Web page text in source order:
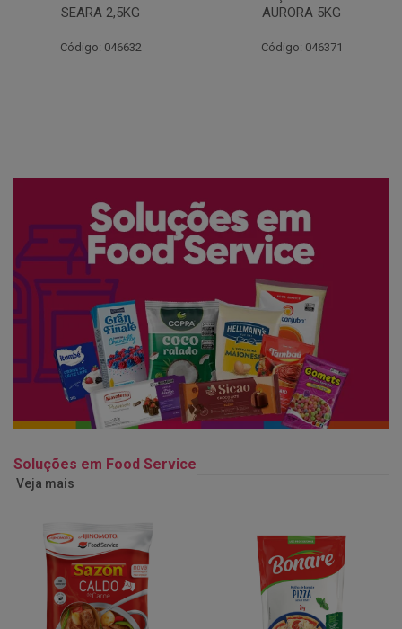
AURORA 5KG
Código: 046371
FATIADO PAKAN 200G
Código: 061522
Soluções em Food Service
Veja mais